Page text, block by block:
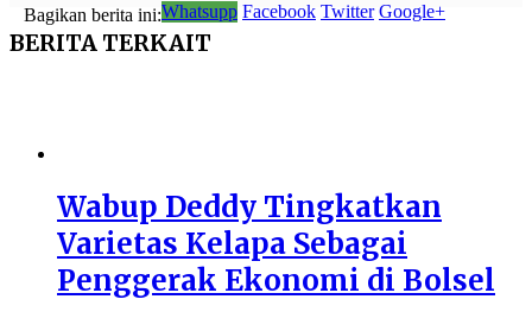
Bagikan berita ini:Whatsupp Facebook Twitter Google+
BERITA TERKAIT
Wabup Deddy Tingkatkan
Varietas Kelapa Sebagai
Penggerak Ekonomi di Bolsel